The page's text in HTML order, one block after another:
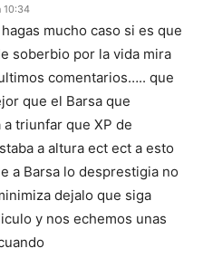
10:34
mucho caso si es que
soberbio por la vida mira
comentarios….. que
que el Barsa que
triunfar que XP de
a altura ect ect a esto
a Barsa lo desprestigia no
dejalo que siga
y nos echemos unas